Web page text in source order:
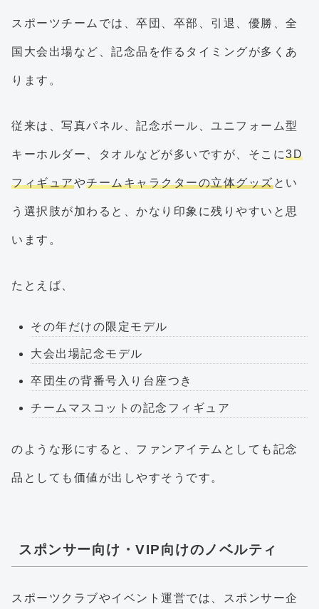
スポーツチームでは、卒団、卒部、引退、優勝、全
国大会出場など、記念品を作るタイミングが多くあ
ります。
従来は、写真パネル、記念ボール、ユニフォーム型
キーホルダー、タオルなどが多いですが、そこに3D
フィギュアやチームキャラクターの立体グッズとい
う選択肢が加わると、かなり印象に残りやすいと思
います。
たとえば、
その年だけの限定モデル
大会出場記念モデル
卒団生の背番号入り台座つき
チームマスコットの記念フィギュア
のような形にすると、ファンアイテムとしても記念
品としても価値が出しやすそうです。
スポンサー向け・VIP向けのノベルティ
スポーツクラブやイベント運営では、スポンサー企